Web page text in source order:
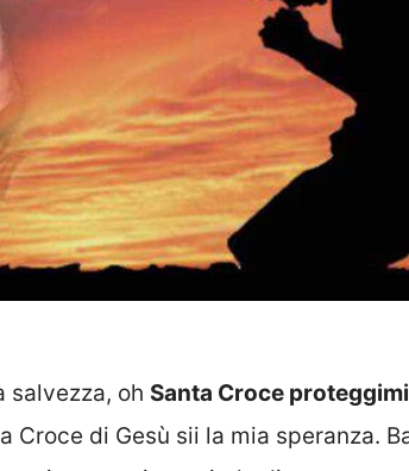
salvezza, oh Santa Croce proteggimi
Croce di Gesù sii la mia speranza.